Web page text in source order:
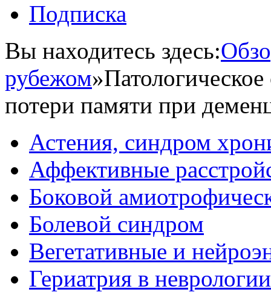
Подписка
Вы находитесь здесь:
рубежом»
потери памяти при
Астения, синдром
Аффективные
Боковой
Болевой синдром
Вегетативные и
Гериатрия в неврологии